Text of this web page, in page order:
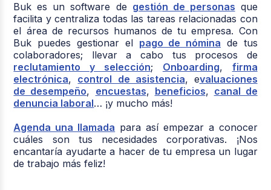
Buk es un software de gestión de personas que
facilita y centraliza todas las tareas relacionadas con
el área de recursos humanos de tu empresa. Con
Buk puedes gestionar el pago de nómina de tus
colaboradores; llevar a cabo tus procesos de
reclutamiento y selección; Onboarding, firma
electrónica, control de asistencia, evaluaciones
de desempeño, encuestas, beneficios, canal de
denuncia laboral… ¡y mucho más!
Agenda una llamada para así empezar a conocer
cuáles son tus necesidades corporativas. ¡Nos
encantaría ayudarte a hacer de tu empresa un lugar
de trabajo más feliz!